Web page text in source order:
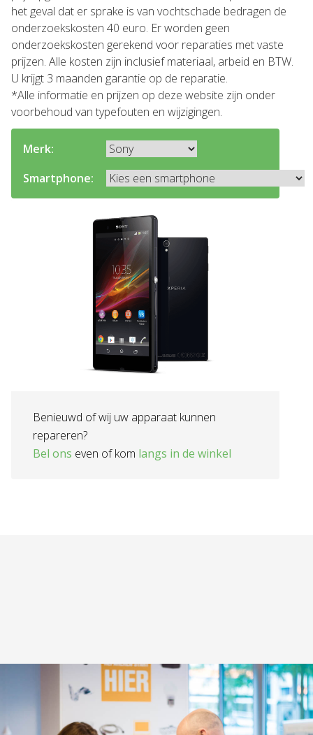
het geval dat er sprake is van vochtschade bedragen de
onderzoekskosten 40 euro. Er worden geen
onderzoekskosten gerekend voor reparaties met vaste
prijzen. Alle kosten zijn inclusief materiaal, arbeid en BTW.
U krijgt 3 maanden garantie op de reparatie.
*Alle informatie en prijzen op deze website zijn onder
voorbehoud van typefouten en wijzigingen.
Merk:
Smartphone:
Benieuwd of wij uw apparaat kunnen
repareren?
Bel ons even of kom langs in de winkel